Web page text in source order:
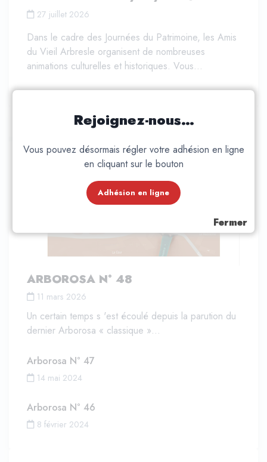
27 juillet 2026
le cadre des Journées du Patrimoine, les Amis
Vieil Arbresle organisent de nombreuses
culturelles et historiques. Vous…
M. Philippe
ARBOROSA
ARBOROSA N° 48
11 mars 2026
Un certain temps s 'est écoulé depuis la parution du
dernier Arborosa « classique »…
Arborosa N° 47
14 mai 2024
Arborosa N° 46
8 février 2024
Fermer
Rejoignez-nous…
Vous pouvez désormais régler votre adhésion en ligne
en cliquant sur le bouton
Adhésion en ligne